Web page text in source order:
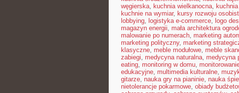
węgierska, kuchnia wielkanocna,
kuchnie na wymiar, kursy rozwoju
lobbying, logistyka e-commerce, logo
magazyn energii, mała architektura
malowanie po numerach, marketing
marketing polityczny, marketing
klasyczne, meble modułowe, meble
zabiegi, medycyna naturalna, medycyna
eating, monitoring w domu,
edukacyjne, multimedia kulturalne,
gitarze, nauka gry na pianinie, nauka
nietolerancje pokarmowe, obiady